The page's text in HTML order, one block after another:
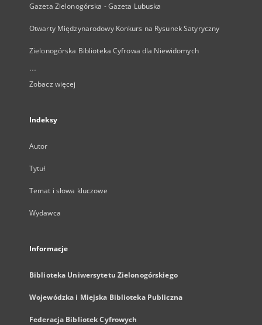
Gazeta Zielonogórska - Gazeta Lubuska
Otwarty Międzynarodowy Konkurs na Rysunek Satyryczny
Zielonogórska Biblioteka Cyfrowa dla Niewidomych
...
Zobacz więcej
Indeksy
Autor
Tytuł
Temat i słowa kluczowe
Wydawca
Informacje
Biblioteka Uniwersytetu Zielonogórskiego
Wojewódzka i Miejska Biblioteka Publiczna
Federacja Bibliotek Cyfrowych